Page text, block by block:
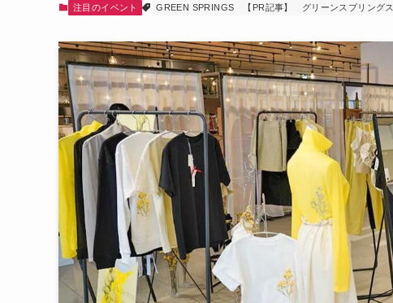
注目のイベント GREEN SPRINGS 【PR記事】 グリーンスプリングス